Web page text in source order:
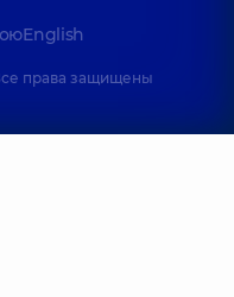
English
права защищены